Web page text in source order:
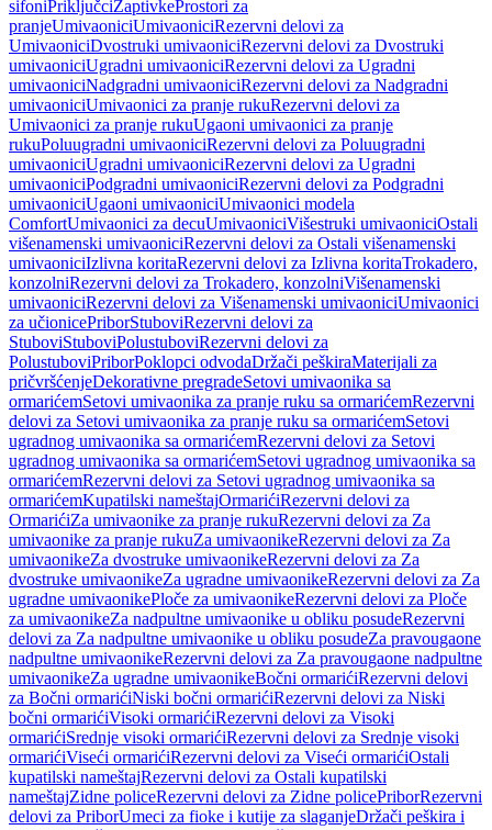
sifoniPriključciZaptivkeProstori za
pranjeUmivaoniciUmivaoniciRezervni delovi za
UmivaoniciDvostruki umivaoniciRezervni delovi za Dvostruki
umivaoniciUgradni umivaoniciRezervni delovi za Ugradni
umivaoniciNadgradni umivaoniciRezervni delovi za Nadgradni
umivaoniciUmivaonici za pranje rukuRezervni delovi za
Umivaonici za pranje rukuUgaoni umivaonici za pranje
rukuPoluugradni umivaoniciRezervni delovi za Poluugradni
umivaoniciUgradni umivaoniciRezervni delovi za Ugradni
umivaoniciPodgradni umivaoniciRezervni delovi za Podgradni
umivaoniciUgaoni umivaoniciUmivaonici modela
ComfortUmivaonici za decuUmivaoniciVišestruki umivaoniciOstali
višenamenski umivaoniciRezervni delovi za Ostali višenamenski
umivaoniciIzlivna koritaRezervni delovi za Izlivna koritaTrokadero,
konzolniRezervni delovi za Trokadero, konzolniVišenamenski
umivaoniciRezervni delovi za Višenamenski umivaoniciUmivaonici
za učionicePriborStuboviRezervni delovi za
StuboviStuboviPolustuboviRezervni delovi za
PolustuboviPriborPoklopci odvodaDržači peškiraMaterijali za
pričvršćenjeDekorativne pregradeSetovi umivaonika sa
ormarićemSetovi umivaonika za pranje ruku sa ormarićemRezervni
delovi za Setovi umivaonika za pranje ruku sa ormarićemSetovi
ugradnog umivaonika sa ormarićemRezervni delovi za Setovi
ugradnog umivaonika sa ormarićemSetovi ugradnog umivaonika sa
ormarićemRezervni delovi za Setovi ugradnog umivaonika sa
ormarićemKupatilski nameštajOrmarićiRezervni delovi za
OrmarićiZa umivaonike za pranje rukuRezervni delovi za Za
umivaonike za pranje rukuZa umivaonikeRezervni delovi za Za
umivaonikeZa dvostruke umivaonikeRezervni delovi za Za
dvostruke umivaonikeZa ugradne umivaonikeRezervni delovi za Za
ugradne umivaonikePloče za umivaonikeRezervni delovi za Ploče
za umivaonikeZa nadpultne umivaonike u obliku posudeRezervni
delovi za Za nadpultne umivaonike u obliku posudeZa pravougaone
nadpultne umivaonikeRezervni delovi za Za pravougaone nadpultne
umivaonikeZa ugradne umivaonikeBočni ormarićiRezervni delovi
za Bočni ormarićiNiski bočni ormarićiRezervni delovi za Niski
bočni ormarićiVisoki ormarićiRezervni delovi za Visoki
ormarićiSrednje visoki ormarićiRezervni delovi za Srednje visoki
ormarićiViseći ormarićiRezervni delovi za Viseći ormarićiOstali
kupatilski nameštajRezervni delovi za Ostali kupatilski
nameštajZidne policeRezervni delovi za Zidne policePriborRezervni
delovi za PriborUmeci za fioke i kutije za slaganjeDržači peškira i